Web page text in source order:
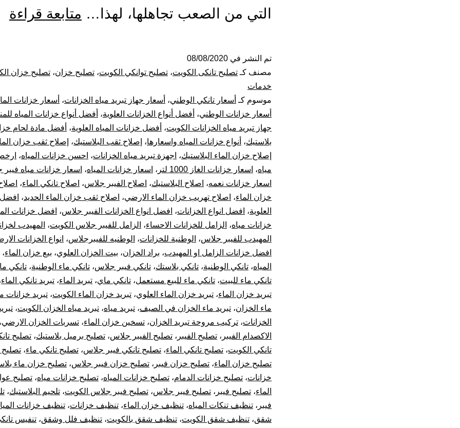
التي من الصعب تجاهلها، لهذا… متابعة قراءة
تم النشر في 08/08/2020
مصنف كـ تصليح تانكى الكويت، تصليح توانكي الكويت، تصليح خزان، تصليح خزان
خدمات
موسوم كـ أسعار تانكي الوطني، أسعار جهاز تبريد مياه الخزانات، أسعار خزانات
أسعار خزانات الوطني، أفضل أنواع الخزانات العلوية، أفضل أنواع خزانات المياه
جهاز تبريد مياه الخزانات الكويت، أفضل خزانات المياه العلوية، أفضل مادة لحام
بلاستيك، أنواع خزانات المياه واسعارها، إصلاح ثقب البلاستيك، إصلاح ثقب خزان
إصلاح خزان الماء البلاستيك، اجهزة تبريد مياه الخزانات، احسن خزانات المياه،
مياه، اسعار خزانات الغاز 1000 لتر ، اسعار خزانات المياه، اسعار خزانات مياه
اسعار خزانات نعمه، اصلاح البلاستيك، اصلاح الفيبر جلاس، اصلاح تانكي الماء،
خزان الماء، اصلاح تهريب خزان الماء الارضي، اصلاح ثقب خزان الماء الحديد،
العلوية، افضل انواع الخزانات، افضل انواع الخزانات الفيبر جلاس، افضل خزانات
خزانات مياه، الزامل للخزانات الاحساء، الزامل للفيبر جلاس الكويت، المهيدب
المهيدب للفيبر جلاس، الوطنية للخزانات، الوطنيه للفيبرجلاس، انواع الخزانات
افضل خزانات الزامل او المهيدب، براد الخزان، بيت الخزان العلوي، بيع خزان الماء،
المياه، تانكي الوطنية، تانكي بلاستك، تانكي فيبر جلاس، تانكي ماء الوطنية، تانكي
تانكي ماء للبيت، تانكي ماء للبيع مستعمل، تانكي ماي، تبريد الماء، تبريد تانكي الماء
تبريد خزان الماء، تبريد خزان الماء العلوي، تبريد خزان الماء الكويت، تبريد خزانات
ماء الخزان، تبريد ماء الخزان في الصيف، تبريد مياه، تبريد مياه الخزان الكويت،
الخزانات، تركيب مروحة تبريد الخزان، تسخين خزان الماء، تسربات الخزان الارضي،
الاكصدام الفيبر ، تصليح الفيبر ، تصليح الفيبر جلاس، تصليح برميل بلاستيك، تصليح
تانكي الكويت، تصليح تانكي الماء، تصليح تانكي فيبر جلاس، تصليح تانكي ماء،
تصليح خزان الماء، تصليح خزان فيبر ، تصليح خزان فيبر جلاس، تصليح خزان ماء
خزانات، تصليح خزانات الدمام، تصليح خزانات المياه، تصليح خزانات مياه، تصليح
الماء، تصليح فيبر ، تصليح فيبر جلاس، تصليح فيبر جلاس الكويت، تلحيم البلاستيك،
فيبر ، تنظيف تنكات المياه، تنظيف خزان الماء، تنظيف خزانات، تنظيف خزانات
شقق، تنظيف شقق الكويت، تنظيف شقق بالكويت، تنظيف فلل وشقق، تنفيس